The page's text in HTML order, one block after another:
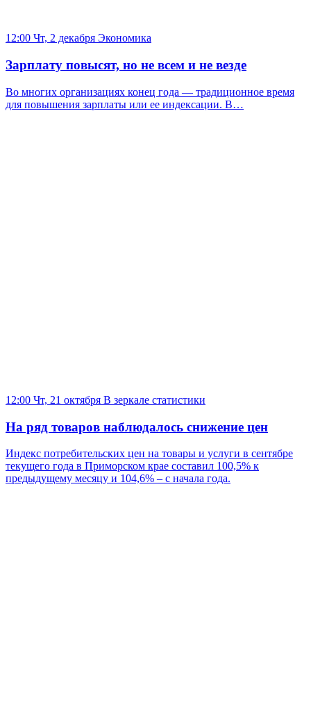
12:00 Чт, 2 декабря Экономика
Зарплату повысят, но не всем и не везде
Во многих организациях конец года — традиционное время
для повышения зарплаты или ее индексации. В…
12:00 Чт, 21 октября В зеркале статистики
На ряд товаров наблюдалось снижение цен
Индекс потребительских цен на товары и услуги в сентябре
текущего года в Приморском крае составил 100,5% к
предыдущему месяцу и 104,6% – с начала года.